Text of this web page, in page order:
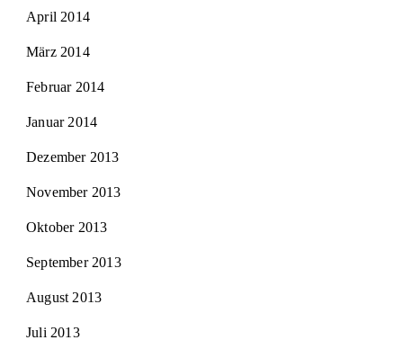
April 2014
März 2014
Februar 2014
Januar 2014
Dezember 2013
November 2013
Oktober 2013
September 2013
August 2013
Juli 2013